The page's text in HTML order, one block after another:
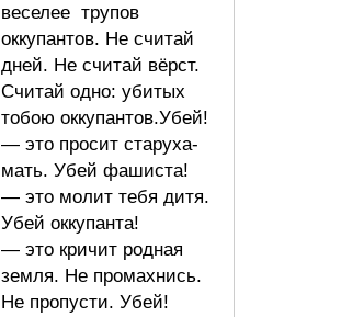
веселее трупов
оккупантов. Не считай
дней. Не считай вёрст.
Считай одно: убитых
тобою оккупантов.Убей!
— это просит старуха-
мать. Убей фашиста!
— это молит тебя дитя.
Убей оккупанта!
— это кричит родная
земля. Не промахнись.
Не пропусти. Убей!